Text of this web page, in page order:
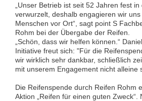
„Unser Betrieb ist seit 52 Jahren fest
verwurzelt, deshalb engagieren wir
Menschen vor Ort“, sagt point S
Rohm bei der Übergabe der Reifen.
„Schön, dass wir helfen können.“
Initiative freut sich: "Für die
wir wirklich sehr dankbar, schließlich
mit unserem Engagement nicht alleine
Die Reifenspende durch Reifen Rohm
Aktion „Reifen für einen guten Zweck“.